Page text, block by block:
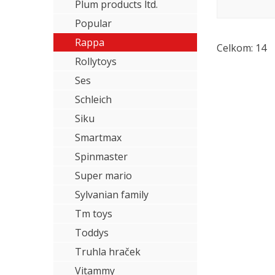
Plum products ltd.
Popular
Rappa
Rollytoys
Ses
Schleich
Siku
Smartmax
Spinmaster
Super mario
Sylvanian family
Tm toys
Toddys
Truhla hraček
Vitammy
Celkom: 14